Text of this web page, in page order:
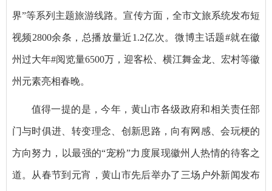
界”等系列主题旅游线路。宣传方面，全市文旅系统发布短
视频2800余条，总播放量近1.2亿次。微博主话题#就在徽
州过大年#阅览量6500万，迎客松、横江舞金龙、宏村等徽
州元素亮相春晚。
值得一提的是，今年，黄山市各级政府和相关责任部
门与时俱进、转变理念、创新思路，向有网感、会玩梗的
方向努力，以最强的“宠粉”力度展现徽州人热情的待客之
道。从春节到元宵，黄山市先后举办了三场户外新闻发布